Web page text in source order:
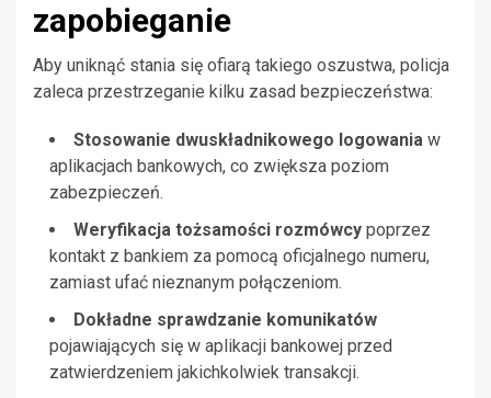
zapobieganie
Aby uniknąć stania się ofiarą takiego oszustwa, policja
zaleca przestrzeganie kilku zasad bezpieczeństwa:
Stosowanie dwuskładnikowego logowania w
aplikacjach bankowych, co zwiększa poziom
zabezpieczeń.
Weryfikacja tożsamości rozmówcy poprzez
kontakt z bankiem za pomocą oficjalnego numeru,
zamiast ufać nieznanym połączeniom.
Dokładne sprawdzanie komunikatów
pojawiających się w aplikacji bankowej przed
zatwierdzeniem jakichkolwiek transakcji.